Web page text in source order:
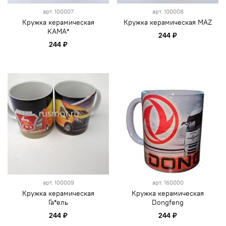
арт. 100007
Кружка керамическая
KAMA*
244 ₽
арт. 100008
Кружка керамическая MAZ
244 ₽
арт. 100009
Кружка керамическая
Га*ель
244 ₽
арт. 160000
Кружка керамическая
Dongfeng
244 ₽